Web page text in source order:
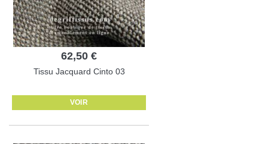
62,50 €
Tissu Jacquard Cinto 03
VOIR